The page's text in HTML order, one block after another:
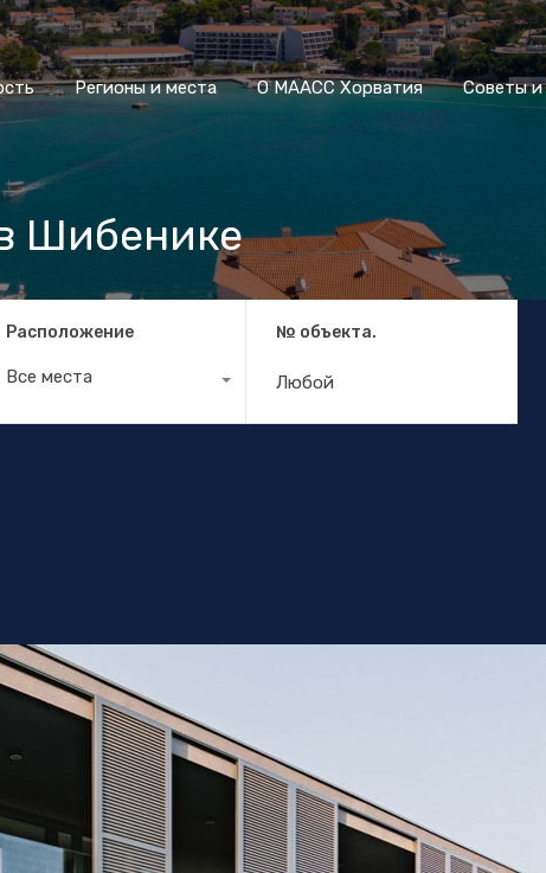
Регионы и места О МААСС Хорватия
Регионы и места О МААСС Хорватия Советы
Шибенике
Расположение
Все места
№ объекта.